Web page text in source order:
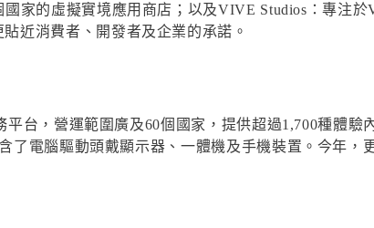
家的虛擬實境應用商店；以及VIVE Studios：專注
近消費者、開發者及企業的承諾。
台，營運範圍廣及60個國家，提供超過1,700種體驗
了電腦驅動頭戴顯示器、一體機及手機裝置。今年，